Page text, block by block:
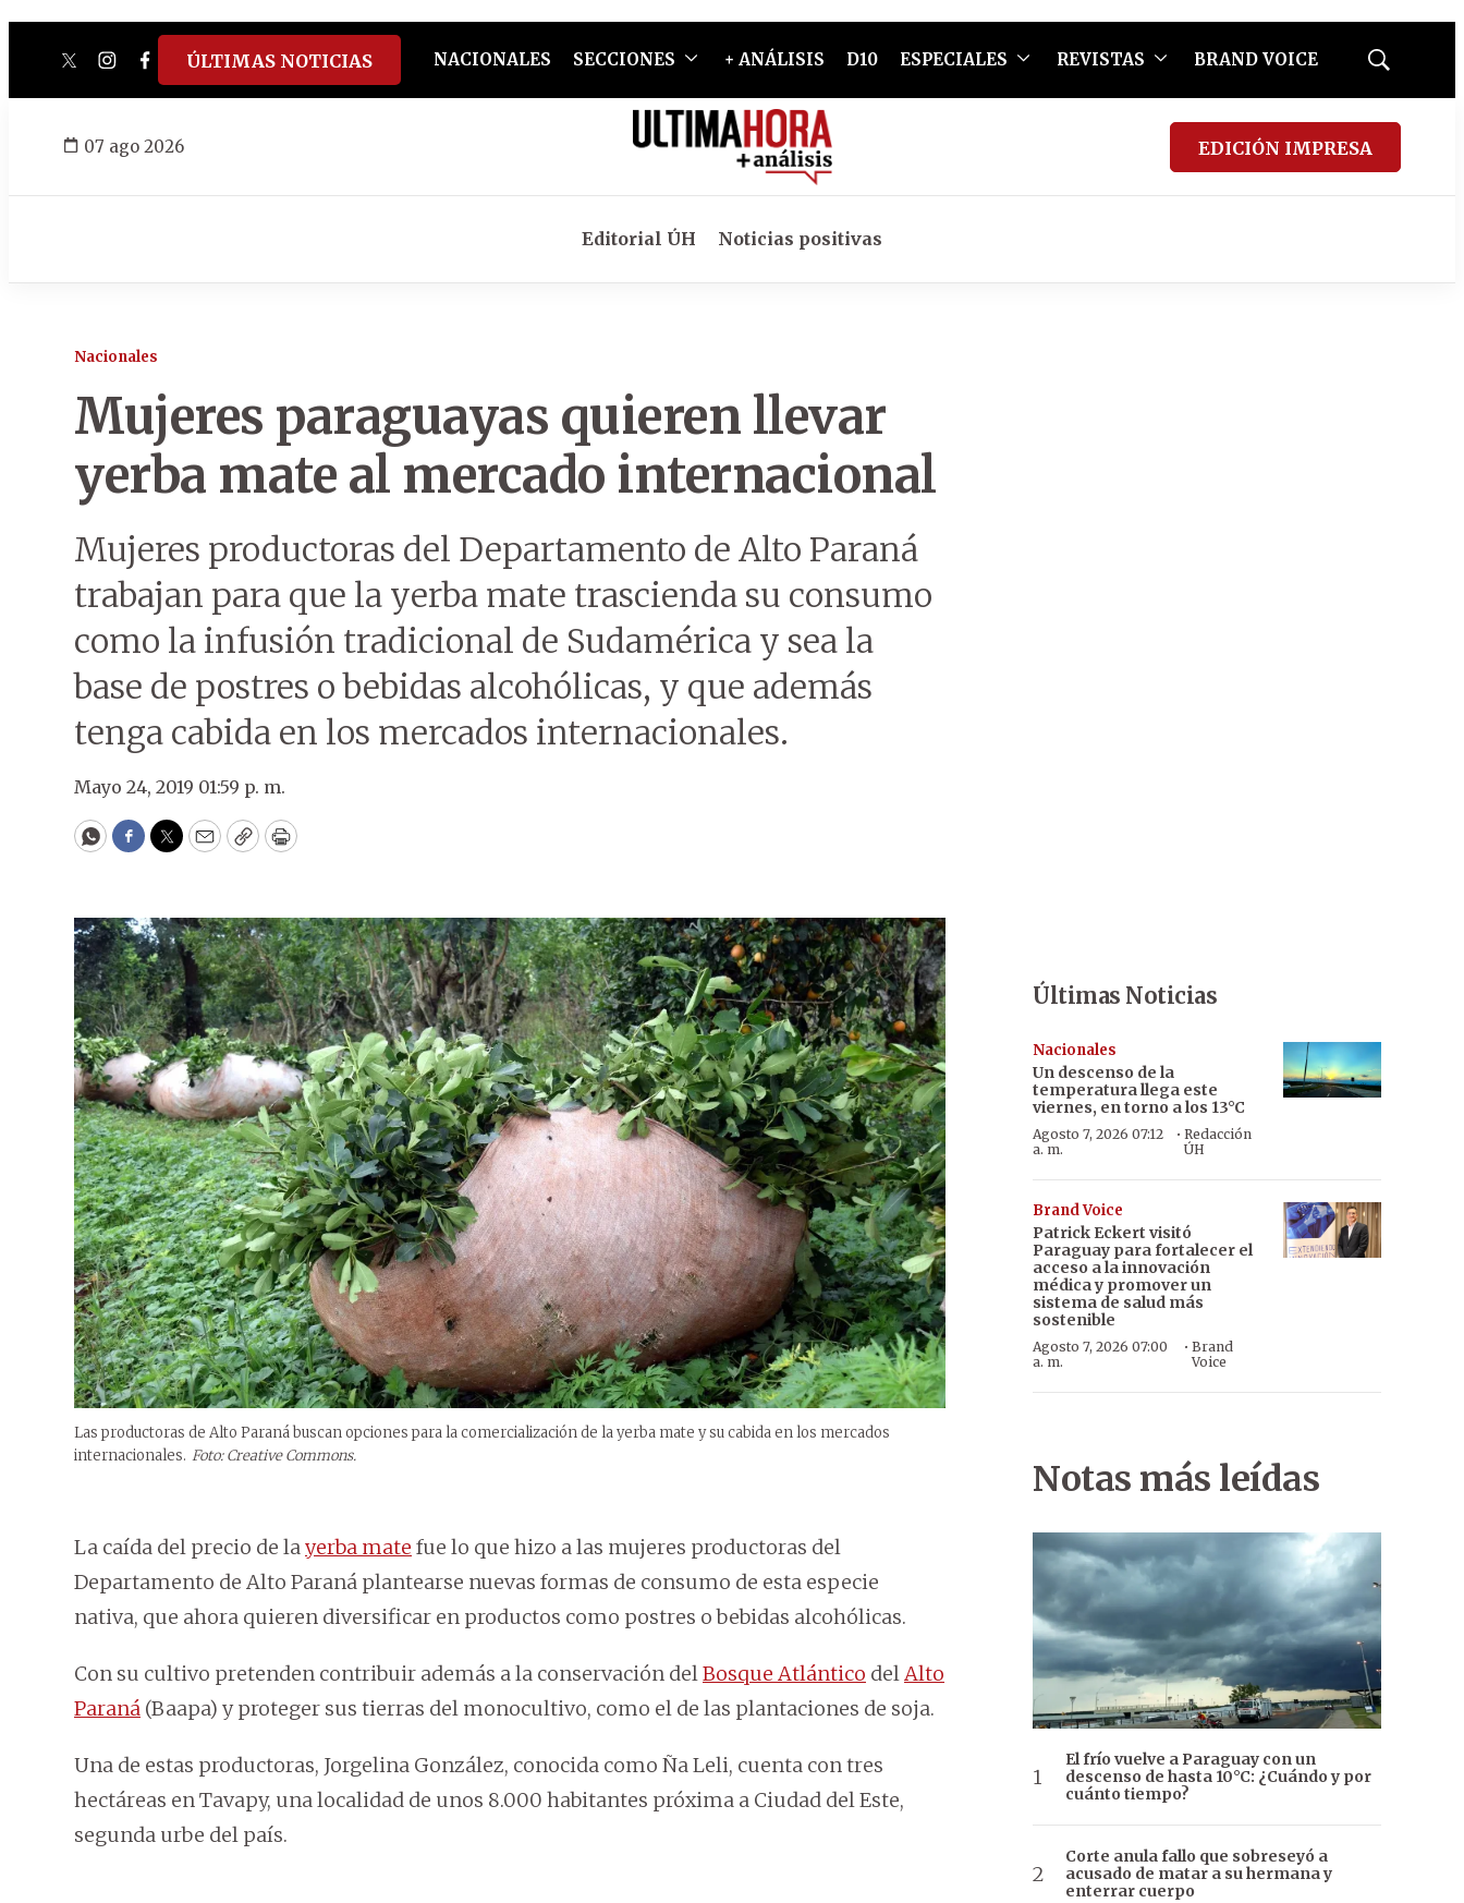
twitterinstagram
facebook
tiktokyoutube
spotify
ÚLTIMAS NOTICIAS NACIONALES SECCIONES + ANÁLISIS D10 ESPECIALES REVISTAS BRAND VOICE
Mostrar
07 ago 2026 EDICIÓN IMPRESA
Editorial ÚH Noticias positivas
Nacionales
Mujeres paraguayas quieren llevar
yerba mate al mercado internacional
Mujeres productoras del Departamento de Alto Paraná
trabajan para que la yerba mate trascienda su consumo
como la infusión tradicional de Sudamérica y sea la
base de postres o bebidas alcohólicas, y que además
tenga cabida en los mercados internacionales.
Mayo 24, 2019 01:59 p. m.
WhatsApp
Facebook
Twitter
EmailCopyPrint
Las productoras de Alto Paraná buscan opciones para la comercialización de la yerba mate y su cabida en los mercados
internacionales. Foto: Creative Commons.
La caída del precio de layerba mate fue lo que hizo a las mujeres productoras del
Departamento de Alto Paraná plantearse nuevas formas de consumo de esta especie
nativa, que ahora quieren diversificar en productos como postres o bebidas alcohólicas.
Con su cultivo pretenden contribuir además a la conservación delBosque Atlántico delAlto
Paraná (Baapa) y proteger sus tierras del monocultivo, como el de las plantaciones de soja.
Una de estas productoras, Jorgelina González, conocida como Ña Leli, cuenta con tres
hectáreas en Tavapy, una localidad de unos 8.000 habitantes próxima a Ciudad del Este,
segunda urbe del país.
Últimas Noticias
Nacionales
Un descenso de la
temperatura llega este
viernes, en torno a los 13°C
Agosto 7, 2026 07:12
a. m.
· Redacción
ÚH
Brand Voice
Patrick Eckert visitó
Paraguay para fortalecer el
acceso a la innovación
médica y promover un
sistema de salud más
sostenible
Agosto 7, 2026 07:00
a. m.
· Brand
Voice
Notas más leídas
El frío vuelve a Paraguay con un
descenso de hasta 10°C: ¿Cuándo y por
cuánto tiempo?
Corte anula fallo que sobreseyó a
acusado de matar a su hermana y
enterrar cuerpo